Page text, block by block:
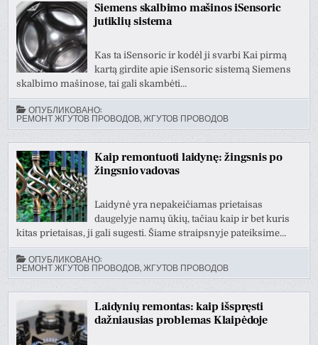
Siemens skalbimo mašinos iSensoric
jutiklių sistema
Kas ta iSensoric ir kodėl ji svarbi Kai pirmą
kartą girdite apie iSensoric sistemą Siemens
skalbimo mašinose, tai gali skambėti…
ОПУБЛИКОВАНО:
РЕМОНТ ЖГУТОВ ПРОВОДОВ, ЖГУТОВ ПРОВОДОВ
Kaip remontuoti laidynę: žingsnis po
žingsnio vadovas
Laidynė yra nepakeičiamas prietaisas
daugelyje namų ūkių, tačiau kaip ir bet kuris
kitas prietaisas, ji gali sugesti. Šiame straipsnyje pateiksime…
ОПУБЛИКОВАНО:
РЕМОНТ ЖГУТОВ ПРОВОДОВ, ЖГУТОВ ПРОВОДОВ
Laidynių remontas: kaip išspręsti
dažniausias problemas Klaipėdoje